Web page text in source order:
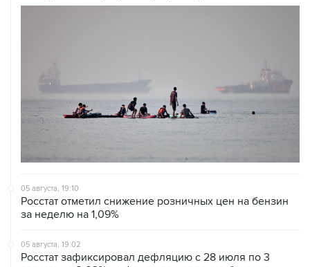
05 августа, 19:10
Росстат отметил снижение розничных цен на бензин
за неделю на 1,09%
05 августа, 19:02
Росстат зафиксировал дефляцию с 28 июля по 3